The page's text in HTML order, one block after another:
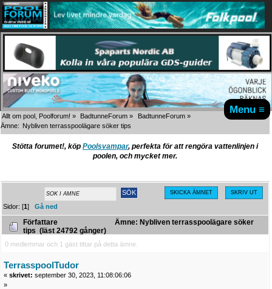
Menu ≡
Allt om pool, Poolforum! » BadtunneForum » BadtunneForum»
Ämne: Nybliven terrasspoolägare söker tips
Stötta forumet!, köp Poolsvampar, perfekta för att rengöra vattenlinjen i
poolen, och mycket mer.
SKICKA ÄMNET SKRIV UT
Sidor: [1]Gå ned
Författare
Ämne: Nybliven terrasspoolägare söker
tips (läst 24792 gånger)
0 medlemmar och 1 gäst tittar på detta ämne.
TerrasspoolTudor
« skrivet: september 30, 2023, 11:08:06:06
»